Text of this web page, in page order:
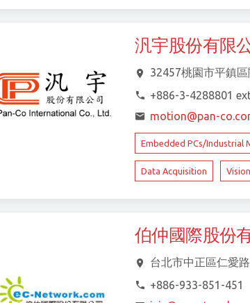
汎宇股份有限
32457桃園市平鎮
+886-3-4288801
motion@pan-
Embedded PCs/Industrial
Data Acquisition Vision
伯仲國際股份
台北市中正區仁愛
+886-933-851-451